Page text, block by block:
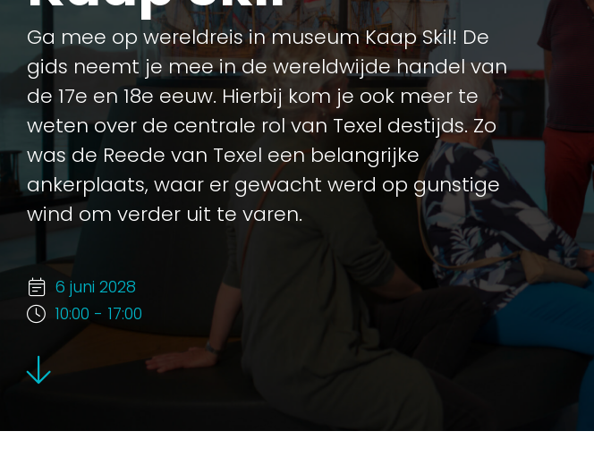
Ga mee op wereldreis in museum Kaap Skil! De
gids neemt je mee in de wereldwijde handel van
de 17e en 18e eeuw. Hierbij kom je ook meer te
weten over de centrale rol van Texel destijds. Zo
was de Reede van Texel een belangrijke
ankerplaats, waar er gewacht werd op gunstige
wind om verder uit te varen.
6 juni 2028
10:00 - 17:00